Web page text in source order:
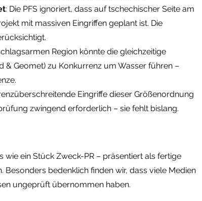
: Die PFS ignoriert, dass auf tschechischer Seite am
mit massiven Eingriffen geplant ist. Die
Region könnte die gleichzeitige
Geomet) zu Konkurrenz um Wasser führen –
Eingriffe dieser Größenordnung
zwingend erforderlich – sie fehlt bislang.
wie ein Stück Zweck-PR – präsentiert als fertige
bedenklich finden wir, dass viele Medien
ungeprüft übernommen haben.